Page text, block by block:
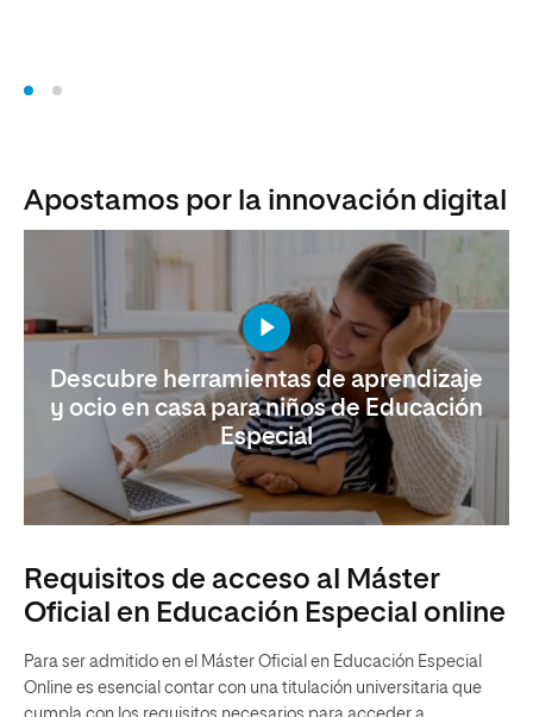
Apostamos por la innovación digital
Descubre herramientas de aprendizaje
y ocio en casa para niños de Educación
Especial
Requisitos de acceso al Máster
Oficial en Educación Especial online
Para ser admitido en el Máster Oficial en Educación Especial
Online es esencial contar con una titulación universitaria que